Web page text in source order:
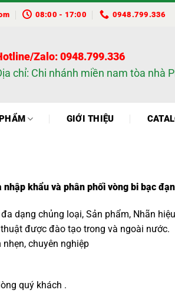
08:00 - 17:00 0948.799.336
Zalo: 0948.799.336
chỉ: Chi nhánh miền nam tòa nhà
GIỚI THIỆU
khẩu và phân phối vòng bi bạc
dạng chủng loại, Sản phẩm, Nhãn
được đào tạo trong và ngoài nước.
chuyên nghiệp
quý khách .